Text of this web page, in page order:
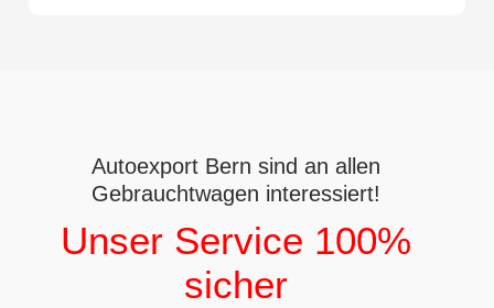
Autoexport Bern sind an allen
Gebrauchtwagen interessiert!
Unser Service 100%
sicher